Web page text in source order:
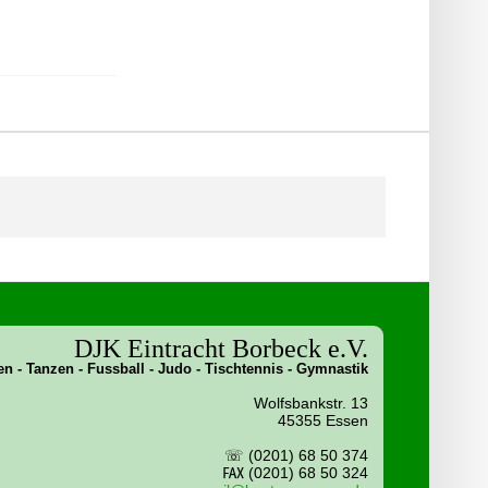
DJK Eintracht Borbeck e.V.
- Tanzen - Fussball - Judo - Tischtennis - Gymnastik
Wolfsbankstr. 13
45355 Essen
☏ (0201) 68 50 374
℻ (0201) 68 50 324